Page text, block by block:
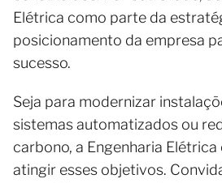
Elétrica como parte da
posicionamento da empresa
sucesso.
Seja para modernizar
sistemas automatizados ou
carbono, a Engenharia
atingir esses objetivos.